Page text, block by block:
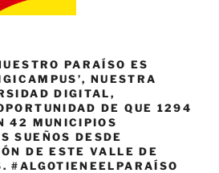
PARAÍSO ES
NUESTRA
DIGITAL,
DE QUE 1294
42 MUNICIPIOS
SUEÑOS DESDE
DE ESTE VALLE DE
#ALGOTIENEELPARAÍSO